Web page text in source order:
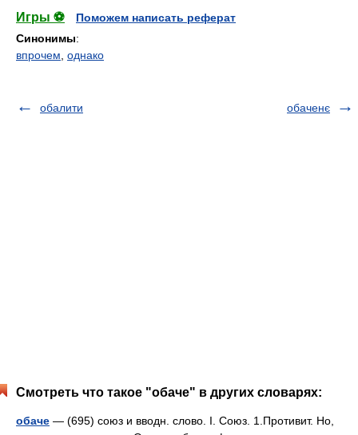
Игры ⚽
Поможем написать реферат
Синонимы:
впрочем однако
обалити обаченє
Смотреть что такое "обаче" в других словарях:
обаче — (695) союз и вводн. слово. I. Союз. 1.Противит. Но,